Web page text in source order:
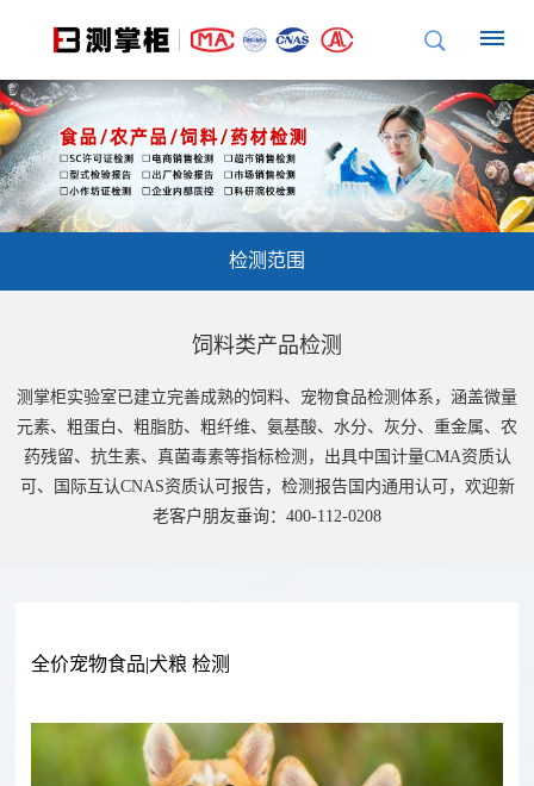
首
页
绍
测
掌
柜
的
机
构
资
质
检
测
承
诺
检
测
品
产
品
活
用
水
料
产
品
药
辅
料
流
检测范围
饲料类产品检测
测掌柜实验室已建立完善成熟的饲料、宠物食品检测体系，涵盖微量
元素、粗蛋白、粗脂肪、粗纤维、氨基酸、水分、灰分、重金属、农
药残留、抗生素、真菌毒素等指标检测，出具中国计量CMA资质认
可、国际互认CNAS资质认可报告，检测报告国内通用认可，欢迎新
老客户朋友垂询：400-112-0208
全价宠物食品|犬粮 检测